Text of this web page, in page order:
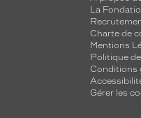
La
Charte de
Mentions
Politique
Conditions
Gérer les